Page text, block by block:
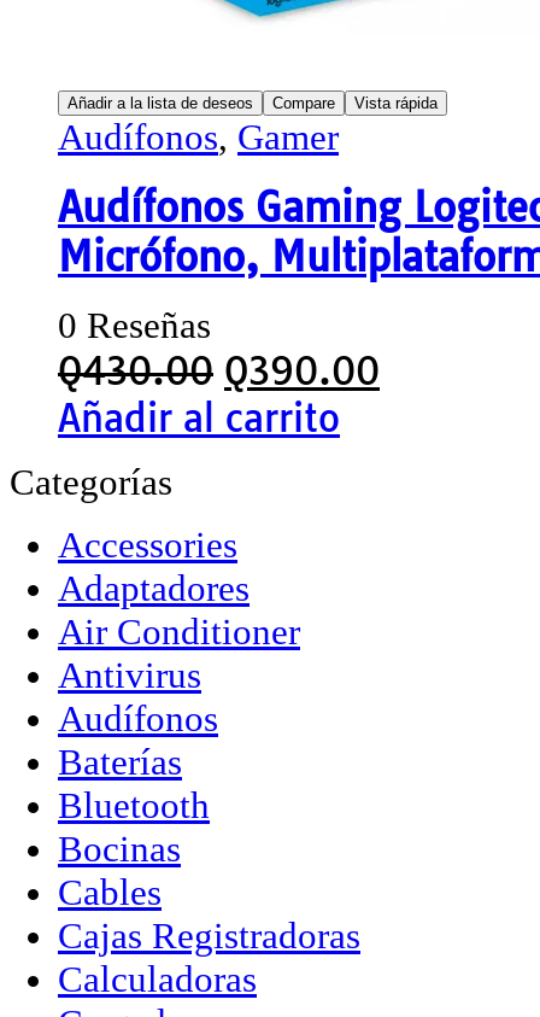
Añadir a la lista de deseos Compare Vista rápida
Audífonos, Gamer
Audífonos Gaming
Micrófono,
0 Reseñas
Q430.00 Q390.00
Añadir al carrito
Categorías
Accessories
Adaptadores
Air Conditioner
Antivirus
Audífonos
Baterías
Bluetooth
Bocinas
Cables
Cajas Registradoras
Calculadoras